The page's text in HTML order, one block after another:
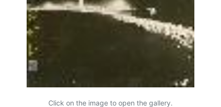
Click on the image to open the gallery.